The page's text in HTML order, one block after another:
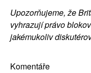
Upozorňujeme, že
vyhrazují právo
jakémukoliv
Komentáře